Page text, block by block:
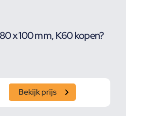
x 100 mm, K60 kopen?
Bekijk prijs